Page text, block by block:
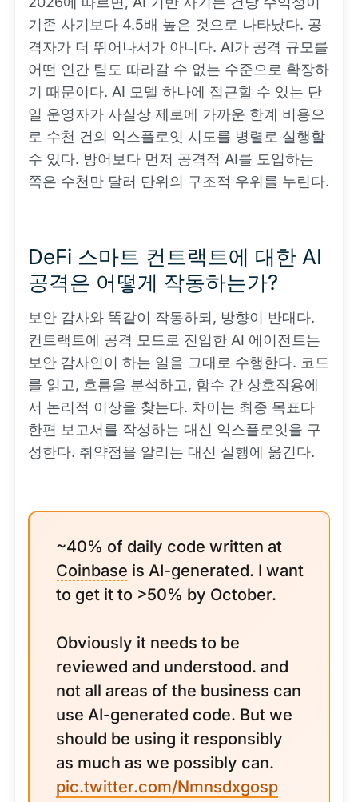
기존 사기보다 4.5배 높은 것으로 나타났다. 공
격자가 더 뛰어나서가 아니다. AI가 공격 규모를
어떤 인간 팀도 따라갈 수 없는 수준으로 확장하
기 때문이다. AI 모델 하나에 접근할 수 있는 단
일 운영자가 사실상 제로에 가까운 한계 비용으
로 수천 건의 익스플로잇 시도를 병렬로 실행할
수 있다. 방어보다 먼저 공격적 AI를 도입하는
쪽은 수천만 달러 단위의 구조적 우위를 누린다.
DeFi 스마트 컨트랙트에 대한 AI
공격은 어떻게 작동하는가?
보안 감사와 똑같이 작동하되, 방향이 반대다.
컨트랙트에 공격 모드로 진입한 AI 에이전트는
보안 감사인이 하는 일을 그대로 수행한다. 코드
를 읽고, 흐름을 분석하고, 함수 간 상호작용에
서 논리적 이상을 찾는다. 차이는 최종 목표다
한편 보고서를 작성하는 대신 익스플로잇을 구
성한다. 취약점을 알리는 대신 실행에 옮긴다.
~40% of daily code written at
Coinbase is AI-generated. I want
to get it to >50% by October.
Obviously it needs to be
reviewed and understood. and
not all areas of the business can
use AI-generated code. But we
should be using it responsibly
as much as we possibly can.
pic.twitter.com/Nmnsdxgosp